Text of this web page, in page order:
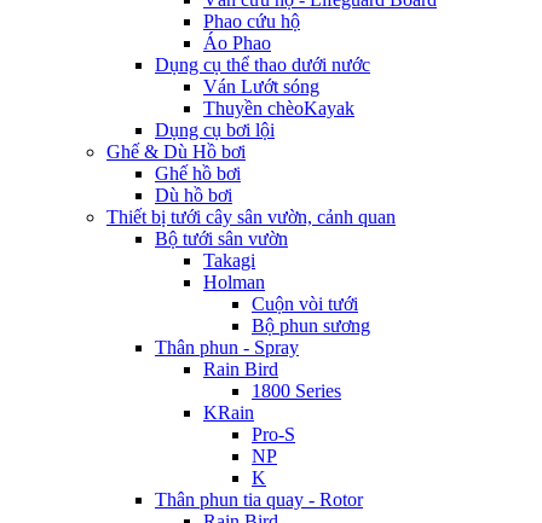
Phao cứu hộ
Áo Phao
Dụng cụ thể thao dưới nước
Ván Lướt sóng
Thuyền chèoKayak
Dụng cụ bơi lội
Ghế & Dù Hồ bơi
Ghế hồ bơi
Dù hồ bơi
Thiết bị tưới cây sân vườn, cảnh quan
Bộ tưới sân vườn
Takagi
Holman
Cuộn vòi tưới
Bộ phun sương
Thân phun - Spray
Rain Bird
1800 Series
KRain
Pro-S
NP
K
Thân phun tia quay - Rotor